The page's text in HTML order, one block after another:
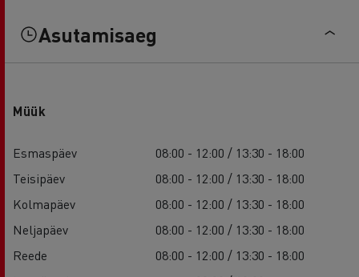
Asutamisaeg
Müük
Esmaspäev
08:00 - 12:00 / 13:30 - 18:00
Teisipäev
08:00 - 12:00 / 13:30 - 18:00
Kolmapäev
08:00 - 12:00 / 13:30 - 18:00
Neljapäev
08:00 - 12:00 / 13:30 - 18:00
Reede
08:00 - 12:00 / 13:30 - 18:00